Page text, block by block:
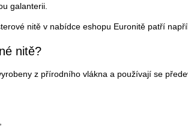
galanterii.
nitě v nabídce eshopu Euronitě patří
nitě?
z přírodního vlákna a používají se